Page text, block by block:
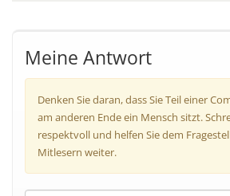
Meine Antwort
Denken Sie daran, dass Sie Teil einer
am anderen Ende ein Mensch sitzt.
respektvoll und helfen Sie dem
Mitlesern weiter.